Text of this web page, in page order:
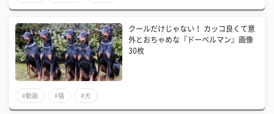
クールだけじゃない！ カッコ良くて意
外とおちゃめな『ドーベルマン』画像
30枚
#動画 #猫 #犬